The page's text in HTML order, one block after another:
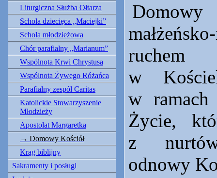
Liturgiczna Służba Ołtarza
Schola dziecięca „Maciejki”
Schola młodzieżowa
Chór parafialny „Marianum”
Wspólnota Krwi Chrystusa
Wspólnota Żywego Różańca
Parafialny zespół Caritas
Katolickie Stowarzyszenie
Młodzieży
Apostolat Margaretka
Domowy Kościół
Krąg biblijny
Sakramenty i posługi
w
w ramach
Życie,
z
odnowy